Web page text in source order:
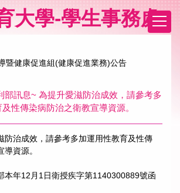
大學-學生事務處
暨健康促進組(健康促進業務)公告
部訊息~ 為提升愛滋防治成效，請參考多
性傳染病防治之衛教宣導資源。
防治成效，請參考多加運用性教育及性傳
資源。
本年12月1日衛授疾字第1140300889號函